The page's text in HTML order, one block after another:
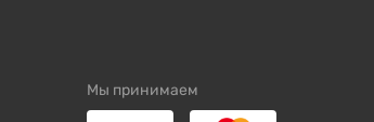
Мы принимаем